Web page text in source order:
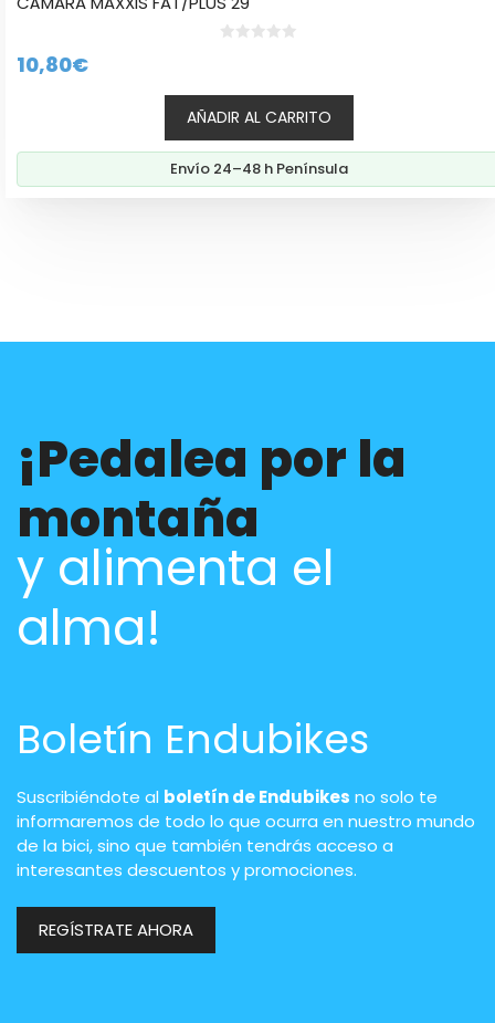
10,80€
AÑADIR AL CARRITO
Envío 24–48 h Península
¡Pedalea por la
montaña
y alimenta el
alma!
Boletín Endubikes
Suscribiéndote al boletín de Endubikes no solo te
informaremos de todo lo que ocurra en nuestro mundo
de la bici, sino que también tendrás acceso a
interesantes descuentos y promociones.
REGÍSTRATE AHORA